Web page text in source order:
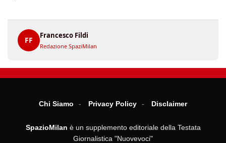
FF
Francesco Fildi
Redazione SpaziMilan
Chi Siamo Privacy Policy Disclaimer
SpazioMilan è un supplemento editoriale della Testata
Giornalistica "Nuovevoci"